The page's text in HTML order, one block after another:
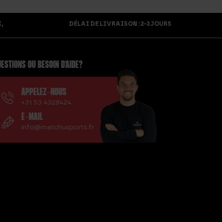
DÉLAI DE LIVRAISON : 2-3 JOURS
OU BESOIN D'AIDE?
APPELEZ-NOUS
+31 53 4328424
E-MAIL
info@matchusports.fr